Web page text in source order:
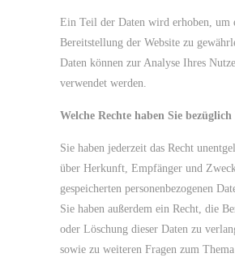
Ein Teil der Daten wird erhoben, um
Bereitstellung der Website zu
Daten können zur Analyse Ihres
verwendet werden.
Welche Rechte haben Sie
Sie haben jederzeit das Recht
über Herkunft, Empfänger und
gespeicherten personenbezogenen
Sie haben außerdem ein Recht, die
oder Löschung dieser Daten zu
sowie zu weiteren Fragen zum